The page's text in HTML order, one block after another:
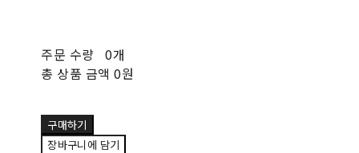
주문 수량 0개
총 상품 금액 0원
구매하기
장바구니에 담기